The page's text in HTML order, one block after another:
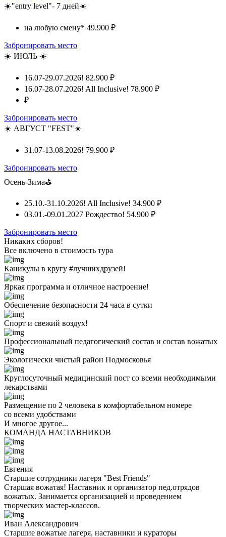
☀️"entry level"- 7 дней☀️
на любую смену* 49.900 ₽
Забронировать место
☀️ ИЮЛЬ ☀️
16.07-29.07.2026! 82.900 ₽
16.07-28.07.2026! All Inclusive! 78.900 ₽
₽
Забронировать место
☀️ АВГУСТ "FEST"☀️
31.07-13.08.2026! 79.900 ₽
Забронировать место
Осень-Зима⛳
25.10.-31.10.2026! All Inclusive! 34.900 ₽
03.01.-09.01.2027 Рождество! 54.900 ₽
Забронировать место
Никаких сборов!
Все включено в стоимость тура
Каникулы в кругу #лучшихдрузей!
Яркая программа и отличное настроение!
Обеспечение безопасности 24 часа в сутки
Спорт и свежий воздух!
Профессиональный педагогический состав и состав вожатых
Экологически чистый район Подмосковья
Круглосуточный медицинский пост со всеми необходимыми
лекарствами
Размещение по 2 человека в комфортабельном номере
со всеми удобствами
И многое другое...
КОМАНДА НАСТАВНИКОВ
Евгения
Старшие сотрудники лагеря "Best Friends"
Старшая вожатая! Наставник и организатор пед.отрядов
вожатых. Занимается организацией и проведением
творческих мастер-классов.
Иван Александрович
Старшие вожатые лагеря, наставники и кураторы